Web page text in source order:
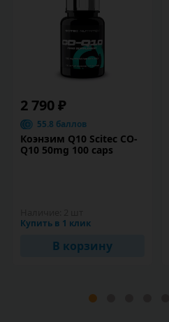
2 790 ₽
55.8 баллов
Коэнзим Q10 Scitec CO-
Q10 50mg 100 caps
Купить в 1 клик
В корзину